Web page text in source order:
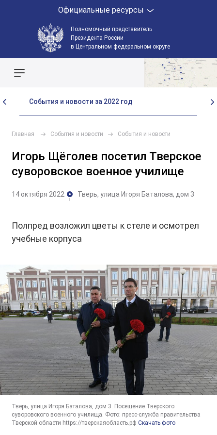
Полномочный представитель
Президента России
в Центральном федеральном округе
Официальные ресурсы
События и новости за 2022 год
Главная События и новости События и новости
Игорь Щёголев посетил Тверское
суворовское военное училище
14 октября 2022 Тверь, улица Игоря Баталова, дом 3
Полпред возложил цветы к стеле и осмотрел
учебные корпуса
Тверь, улица Игоря Баталова, дом 3. Посещение Тверского
суворовского военного училища. Фото: пресс-служба правительства
Тверской области https://тверскаяобласть.рф Скачать фото